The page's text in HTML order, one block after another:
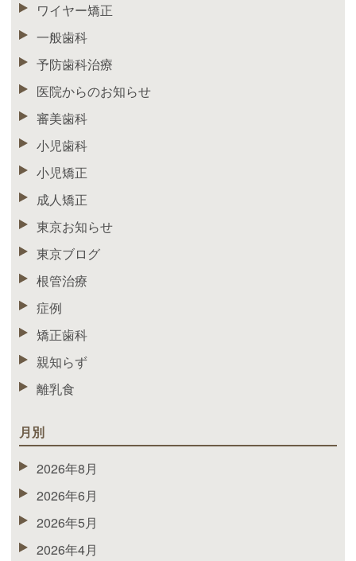
ワイヤー矯正
一般歯科
予防歯科治療
医院からのお知らせ
審美歯科
小児歯科
小児矯正
成人矯正
東京お知らせ
東京ブログ
根管治療
症例
矯正歯科
親知らず
離乳食
月別
2026年8月
2026年6月
2026年5月
2026年4月